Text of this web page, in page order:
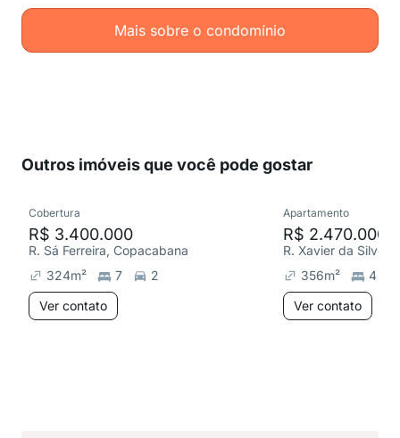
Mais sobre o condomínio
Outros imóveis que você pode gostar
Cobertura
R$ 3.400.000
R. Sá Ferreira, Copacabana
324m² 7
2
Ver contato
Apartamento
R$ 2.470.000
R. Xavier da
356m²
4
Ver contato